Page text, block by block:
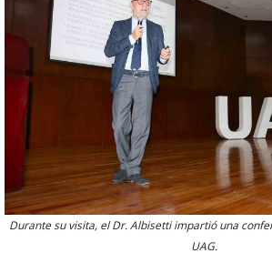
Durante su visita, el Dr. Albisetti impartió una
UAG.